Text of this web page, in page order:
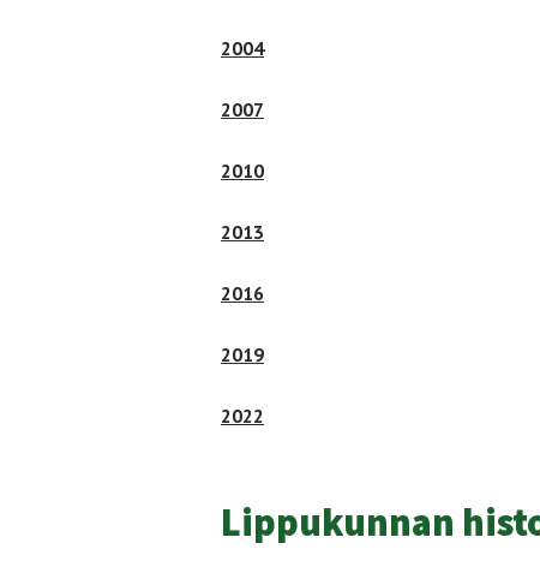
2004
2007
2010
2013
2016
2019
2022
Lippukunnan